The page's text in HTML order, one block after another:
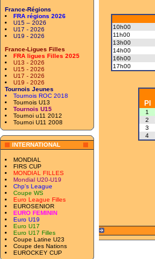
France-Régions
FRA régions 2026
U15 – 2026
U17 - 2026
U19 - 2026
France-Ligues Filles
FRA ligues Filles 2025
U13 - 2026
U15 - 2026
U17 - 2026
U19 - 2026
Tournois Jeunes
Tournois ROC 2018
Tournois U13
Tournois U15
Tournoi u11 2012
Tournoi U11 2008
INTERNATIONAL
MONDIAL
FIRS CUP
MONDIAL FILLES
Mondial U20-U19
Chp's League
Coupe WS
Euro League Filles
EUROSENIOR
EURO FEMININ
Euro U19
Euro U17
Euro U17 Filles
Coupe Latine U23
Coupe des Nations
EUROCKEY CUP
10h00
11h00
13h00
14h00
16h00
17h00
Pl
1
2
3
4